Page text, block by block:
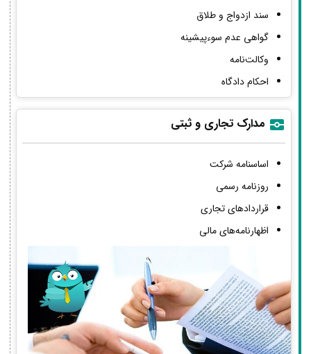
سند ازدواج و طلاق
گواهی عدم سوءپیشینه
وکالت‌نامه
احکام دادگاه
مدارک تجاری و ثبتی
اساسنامه شرکت
روزنامه رسمی
قراردادهای تجاری
اظهارنامه‌های مالی